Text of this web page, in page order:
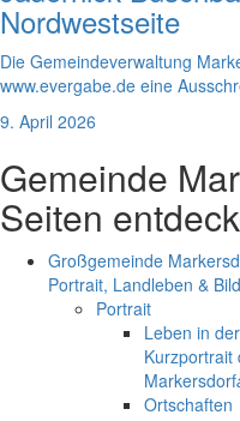
Nordwestseite
Die Gemeindeverwaltung
www.evergabe.de eine
9. April 2026
Gemeinde
Seiten
Großgemeinde
Portrait, Landleben &
Portrait
Leben in
Markersdorf
Ortschaften